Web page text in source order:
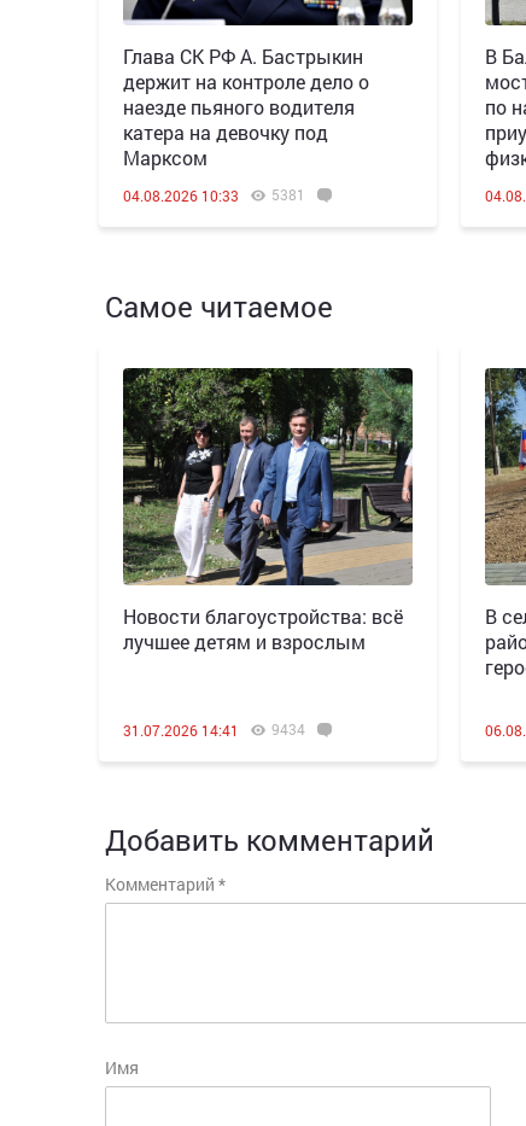
Глава СК РФ А. Бастрыкин
держит на контроле дело о
наезде пьяного водителя
катера на девочку под
Марксом
04.08.2026 10:33 5381
В
по
Самое читаемое
Новости благоустройства: всё
лучшее детям и взрослым
31.07.2026 14:41 9434
В
Добавить комментарий
Комментарий *
Имя